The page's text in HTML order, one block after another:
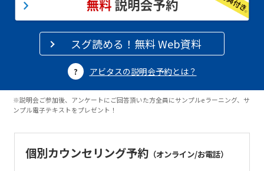
スグ読める！無料 Web資料
アビタスの説明会予約とは？
※説明会ご参加後、アンケートにご回答頂いた方全員にサンプルeラーニング、サ
ンプル電子テキストをプレゼント！
個別カウンセリング予約（オンライン/お電話）